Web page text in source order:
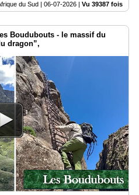
du Sud | 06-07-2026 Vu 39387 fois
Boudubouts - le massif du
dragon”,